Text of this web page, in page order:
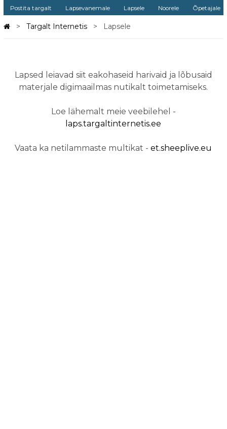
Postita targalt Lapsevanemale Lapsele Noorele Õpetajale
Targalt Internetis Lapsele
Lapsed leiavad siit eakohaseid harivaid ja lõbusaid
materjale digimaailmas nutikalt toimetamiseks.
Loe lähemalt meie veebilehel -
laps.targaltinternetis.ee
Vaata ka netilammaste multikat -et.sheeplive.eu